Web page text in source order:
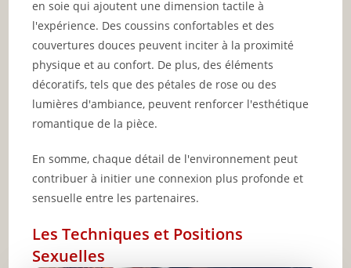
en soie qui ajoutent une dimension tactile à
l'expérience. Des coussins confortables et des
couvertures douces peuvent inciter à la proximité
physique et au confort. De plus, des éléments
décoratifs, tels que des pétales de rose ou des
lumières d'ambiance, peuvent renforcer l'esthétique
romantique de la pièce.
En somme, chaque détail de l'environnement peut
contribuer à initier une connexion plus profonde et
sensuelle entre les partenaires.
Les Techniques et Positions
Sexuelles